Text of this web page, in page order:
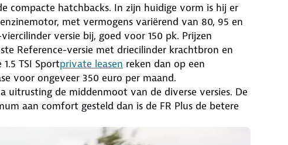
compacte hatchbacks. In zijn huidige vorm is hij er
met vermogens variërend van 80, 95 en
versie bij, goed voor 150 pk. Prijzen
Reference-versie met driecilinder krachtbron en
TSI Sportprivate leasen reken dan op een
voor ongeveer 350 euro per maand.
uitrusting de middenmoot van de diverse versies. De
aan comfort gesteld dan is de FR Plus de betere